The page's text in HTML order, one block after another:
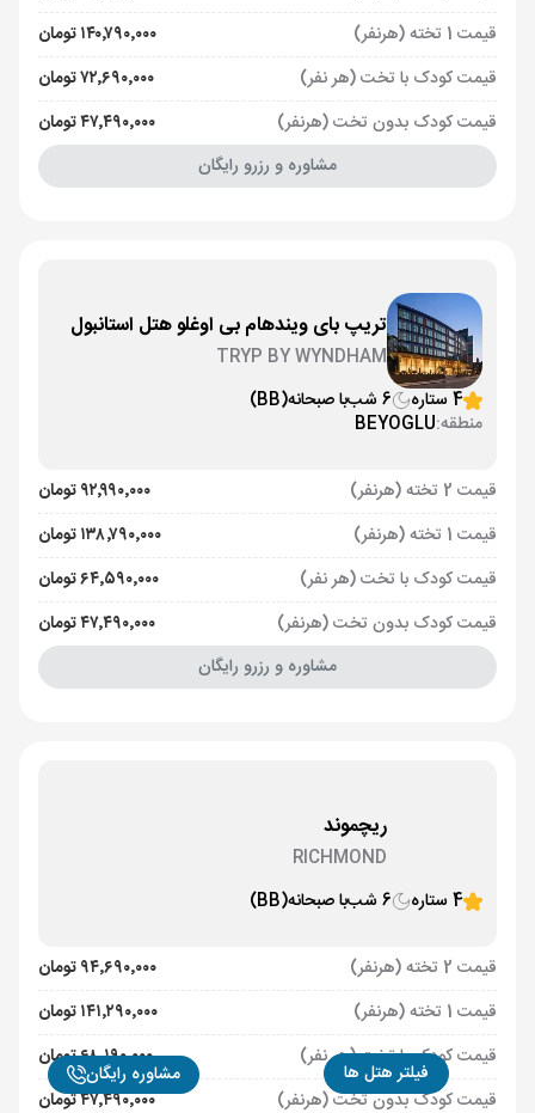
فیلتر هتل ها
قیمت 1 تخته (هرنفر)
۱۴۰٬۷۹۰٬۰۰۰ تومان
قیمت کودک با تخت (هر نفر)
۷۲٬۶۹۰٬۰۰۰ تومان
قیمت کودک بدون تخت (هرنفر)
۴۷٬۴۹۰٬۰۰۰ تومان
مشاوره و رزرو رایگان
تریپ بای ویندهام بی اوغلو هتل استانبول
TRYP BY WYNDHAM
4 ستاره
6 شب با صبحانه(BB)
منطقه:BEYOGLU
قیمت 2 تخته (هرنفر)
۹۲٬۹۹۰٬۰۰۰ تومان
قیمت 1 تخته (هرنفر)
۱۳۸٬۷۹۰٬۰۰۰ تومان
قیمت کودک با تخت (هر نفر)
۶۴٬۵۹۰٬۰۰۰ تومان
قیمت کودک بدون تخت (هرنفر)
۴۷٬۴۹۰٬۰۰۰ تومان
مشاوره و رزرو رایگان
ریچموند
RICHMOND
4 ستاره
6 شب با صبحانه(BB)
قیمت 2 تخته (هرنفر)
۹۴٬۶۹۰٬۰۰۰ تومان
قیمت 1 تخته (هرنفر)
۱۴۱٬۲۹۰٬۰۰۰ تومان
قیمت کودک با تخت (هر نفر)
۶۸٬۱۹۰٬۰۰۰ تومان
قیمت کودک بدون تخت (هرنفر)
۴۷٬۴۹۰٬۰۰۰ تومان
مشاوره رایگان